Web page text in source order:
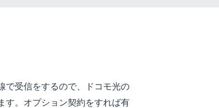
で受信をするので、ドコモ光の
す。オプション契約をすれば有